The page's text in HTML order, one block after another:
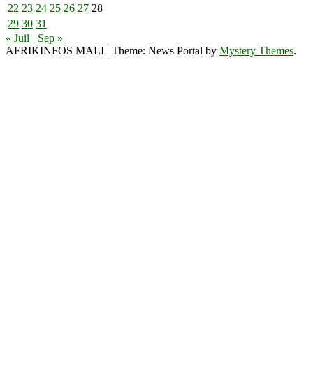
22 23 24 25 26 27 28
29 30 31
« Juil
Sep »
AFRIKINFOS MALI | Theme: News Portal by Mystery Themes.